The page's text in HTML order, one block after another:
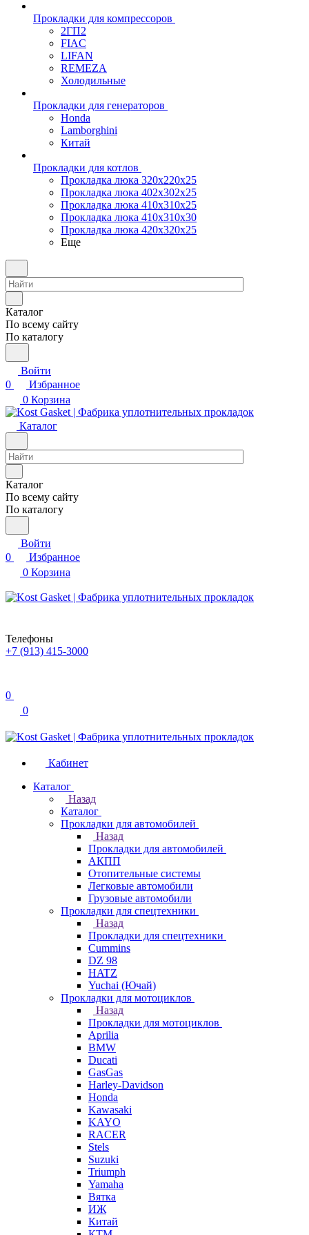
Прокладки для компрессоров
2ГП2
FIAC
LIFAN
REMEZA
Холодильные
Прокладки для генераторов
Honda
Lamborghini
Китай
Прокладки для котлов
Прокладка люка 320x220x25
Прокладка люка 402x302x25
Прокладка люка 410x310x25
Прокладка люка 410х310х30
Прокладка люка 420x320x25
Еще
Каталог
По всему сайту
По каталогу
Войти
0
Избранное
0 Корзина
Каталог
Каталог
По всему сайту
По каталогу
Войти
0
Избранное
0 Корзина
Телефоны
+7 (913) 415-3000
0
0
Кабинет
Каталог
Назад
Каталог
Прокладки для автомобилей
Назад
Прокладки для автомобилей
АКПП
Отопительные системы
Легковые автомобили
Грузовые автомобили
Прокладки для спецтехники
Назад
Прокладки для спецтехники
Cummins
DZ 98
HATZ
Yuchai (Ючай)
Прокладки для мотоциклов
Назад
Прокладки для мотоциклов
Aprilia
BMW
Ducati
GasGas
Harley-Davidson
Honda
Kawasaki
KAYO
RACER
Stels
Suzuki
Triumph
Yamaha
Вятка
ИЖ
Китай